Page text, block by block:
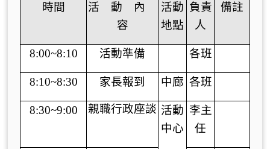
時間
活 動 內
容
活動
地點
負責
人
備註
8:00~8:10 活動準備 各班
8:10~8:30 家長報到 中廊 各班
8:30~9:00 親職行政座談 活動
中心
李主
任